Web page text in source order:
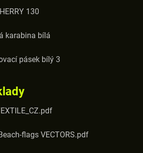
130
karabina bílá
pásek bílý 3
flags VECTORS.pdf